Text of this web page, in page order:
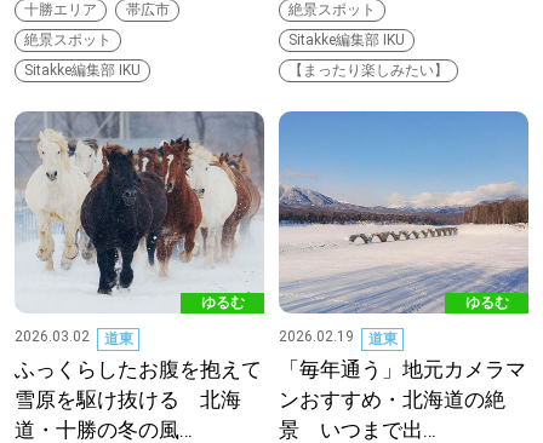
十勝エリア
帯広市
絶景スポット
Sitakke編集部 IKU
絶景スポット
Sitakke編集部 IKU
【まったり楽しみたい】
ゆるむ
2026.03.02
道東
ふっくらしたお腹を抱えて
雪原を駆け抜ける 北海
道・十勝の冬の風…
ゆるむ
2026.02.19
道東
「毎年通う」地元カメラマ
ンおすすめ・北海道の絶
景 いつまで出…